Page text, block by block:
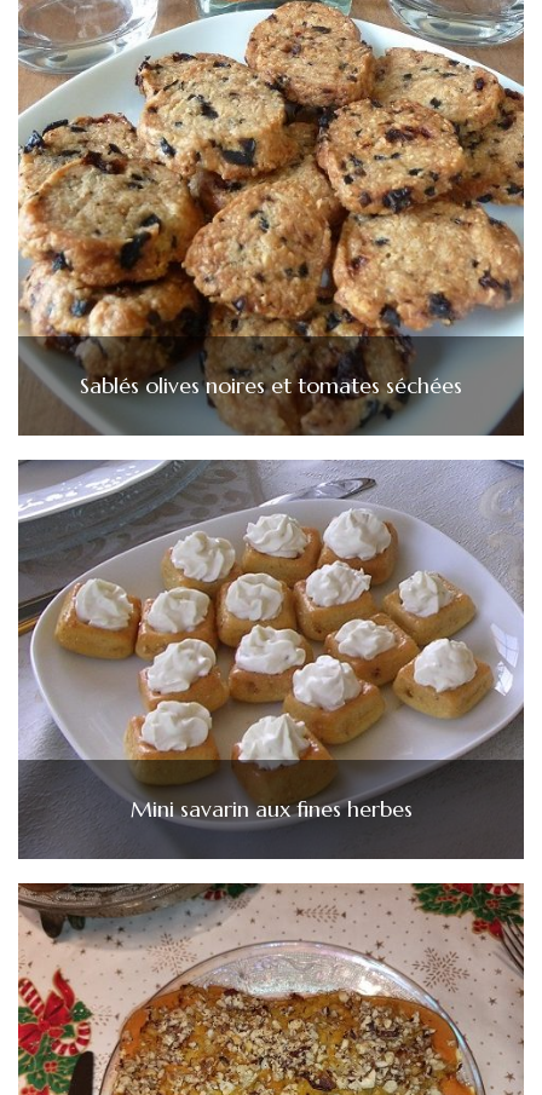
Sablés olives noires et tomates séchées
Mini savarin aux fines herbes